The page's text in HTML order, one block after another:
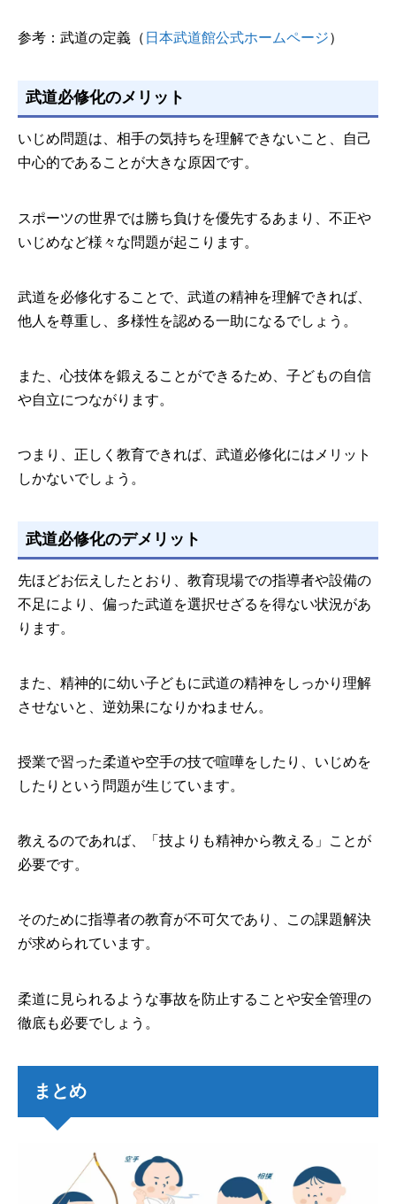
参考：武道の定義（ 日本武道館公式ホームページ）
武道必修化のメリット
いじめ問題は、相手の気持ちを理解できないこと、自己
中心的であることが大きな原因です。
スポーツの世界では勝ち負けを優先するあまり、不正や
いじめなど様々な問題が起こります。
武道を必修化することで、武道の精神を理解できれば、
他人を尊重し、多様性を認める一助になるでしょう。
また、心技体を鍛えることができるため、子どもの自信
や自立につながります。
つまり、正しく教育できれば、武道必修化にはメリット
しかないでしょう。
武道必修化のデメリット
先ほどお伝えしたとおり、教育現場での指導者や設備の
不足により、偏った武道を選択せざるを得ない状況があ
ります。
また、精神的に幼い子どもに武道の精神をしっかり理解
させないと、逆効果になりかねません。
授業で習った柔道や空手の技で喧嘩をしたり、いじめを
したりという問題が生じています。
教えるのであれば、「技よりも精神から教える」ことが
必要です。
そのために指導者の教育が不可欠であり、この課題解決
が求められています。
柔道に見られるような事故を防止することや安全管理の
徹底も必要でしょう。
まとめ